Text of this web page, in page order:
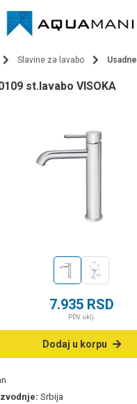
Slavine za lavabo Usadne
st.lavabo VISOKA
7.935 RSD
PDV uklj.
Dodaj u korpu
Srbija